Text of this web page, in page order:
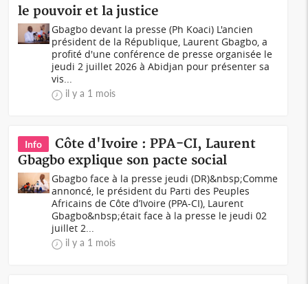
le pouvoir et la justice
Gbagbo devant la presse (Ph Koaci) L'ancien
président de la République, Laurent Gbagbo, a
profité d'une conférence de presse organisée le
jeudi 2 juillet 2026 à Abidjan pour présenter sa
vis...
il y a 1 mois
Info
Côte d'Ivoire : PPA-CI, Laurent
Gbagbo explique son pacte social
Gbagbo face à la presse jeudi (DR)&nbsp;Comme
annoncé, le président du Parti des Peuples
Africains de Côte d’Ivoire (PPA-CI), Laurent
Gbagbo&nbsp;était face à la presse le jeudi 02
juillet 2...
il y a 1 mois